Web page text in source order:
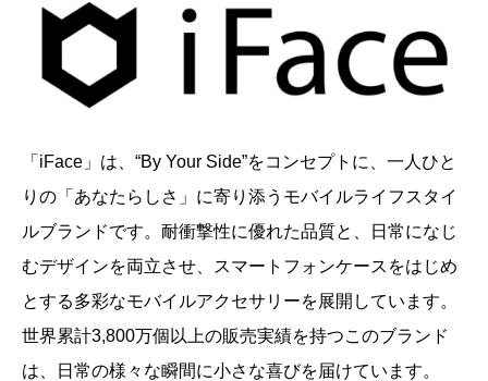
「iFace」は、“By Your Side”をコンセプトに、一人ひと
りの「あなたらしさ」に寄り添うモバイルライフスタイ
ルブランドです。耐衝撃性に優れた品質と、日常になじ
むデザインを両立させ、スマートフォンケースをはじめ
とする多彩なモバイルアクセサリーを展開しています。
世界累計3,800万個以上の販売実績を持つこのブランド
は、日常の様々な瞬間に小さな喜びを届けています。